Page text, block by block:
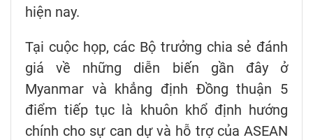
hiện nay.
Tại cuộc họp, các Bộ trưởng chia sẻ đánh
giá về những diễn biến gần đây ở
Myanmar và khẳng định Đồng thuận 5
điểm tiếp tục là khuôn khổ định hướng
chính cho sự can dự và hỗ trợ của ASEAN